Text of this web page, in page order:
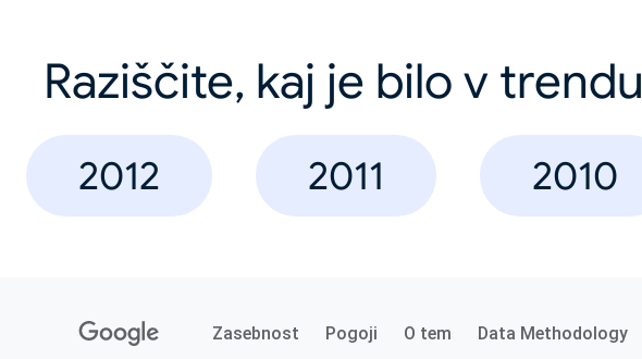
Raziščite, kaj je bilo v trendu
2012 2011 2010
Zasebnost Pogoji O tem Data Methodology